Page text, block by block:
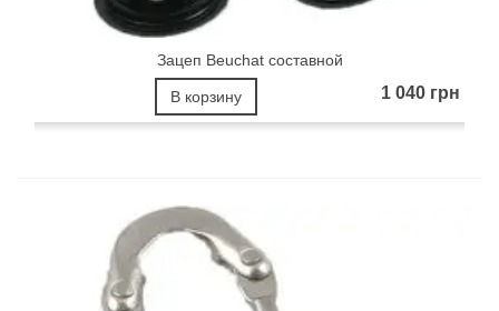
Зацеп Beuchat составной
1 040 грн
В корзину